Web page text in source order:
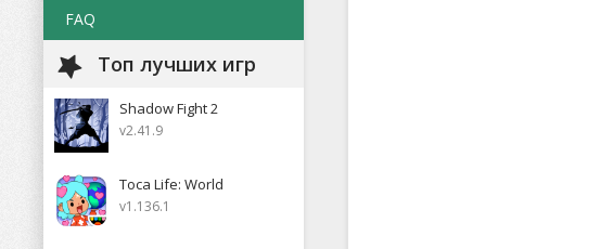
FAQ
Топ лучших игр
Shadow Fight 2
v2.41.9
Toca Life: World
v1.136.1